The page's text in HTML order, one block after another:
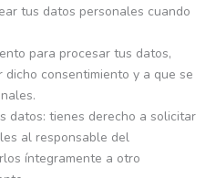
tus datos personales cuando
para procesar tus datos,
consentimiento y a que se
datos: tienes derecho a solicitar
al responsable del
íntegramente a otro